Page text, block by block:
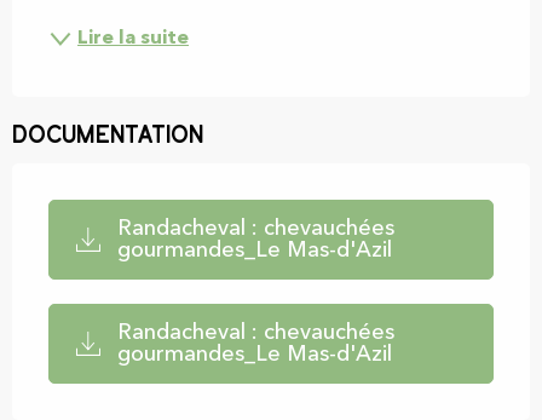
Lire la suite
Documentation
Randacheval : chevauchées
gourmandes_Le Mas-d'Azil
Randacheval : chevauchées
gourmandes_Le Mas-d'Azil